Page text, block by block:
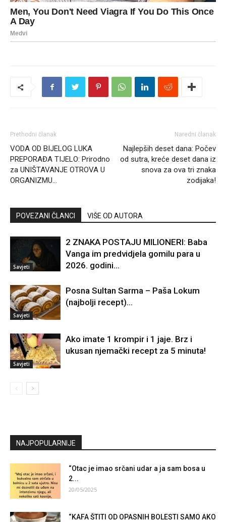
Prethodni članak
VODA OD BIJELOG LUKA
PREPORAĐA TIJELO: Prirodno
za UNIŠTAVANJE OTROVA U
ORGANIZMU…
Naredni članak
Najlepših deset dana: Počev
od sutra, kreće deset dana iz
snova za ova tri znaka
zodijaka!
POVEZANI ČLANCI VIŠE OD AUTORA
Savjeti
2 ZNAKA POSTAJU MILIONERI: Baba
Vanga im predvidjela gomilu para u
2026. godini…
Savjeti
Posna Sultan Sarma – Paša Lokum
(najbolji recept)…
Savjeti
Ako imate 1 krompir i 1 jaje. Brz i
ukusan njemački recept za 5 minuta!
NAJPOPULARNIJE
“Otac je imao srčani udar a ja sam bosa u
2...
20/05/2025
“KAFA ŠTITI OD OPASNIH BOLESTI SAMO AKO